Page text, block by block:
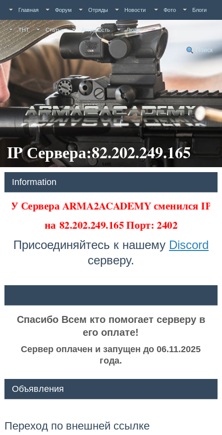
Главная Форум Отряды Новости Фото Блоги
ТНТ Статьи Активность Люди
Поиск
IP Сервера:82.202.249.165
Information
У Сервера ARMA2ACADEMY сменился IP
на 82.202.249.165 Порт: 2402
Присоединяйтесь к нашему Discord
серверу.
Спасибо Всем кто помогает серверу в
его оплате!
Сервер оплачен и запущен до 06.11.2025
года.
Объявления
Переход по внешней ссылке